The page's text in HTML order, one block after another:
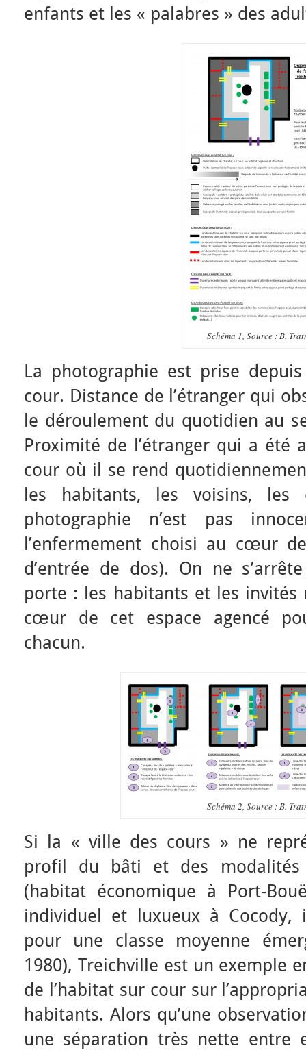
enfants et les « palabres » des
Schéma 1, Source : B.
La photographie est prise
cour. Distance de l’étranger qui
le déroulement du quotidien au
Proximité de l’étranger qui a été
cour où il se rend
les habitants, les voisins, les
photographie n’est pas
l’enfermement choisi au cœur
d’entrée de dos). On ne
porte : les habitants et les invités
cœur de cet espace agencé
chacun.
Schéma 2, Source : B.
Si la « ville des cours » ne
profil du bâti et des modalités
(habitat économique à Port-
individuel et luxueux à Cocody,
pour une classe moyenne
1980), Treichville est un exemple
de l’habitat sur cour sur
habitants. Alors qu’une
une séparation très nette entre